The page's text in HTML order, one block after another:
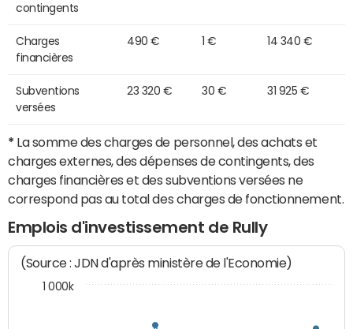
contingents
Charges
financières
490 € 1 € 14 340 €
Subventions
versées
23 320 € 30 € 31 925 €
* La somme des charges de personnel, des achats et
charges externes, des dépenses de contingents, des
charges financières et des subventions versées ne
correspond pas au total des charges de fonctionnement.
Emplois d'investissement de Rully
(Source : JDN d'après ministère de l'Economie)
1 000k